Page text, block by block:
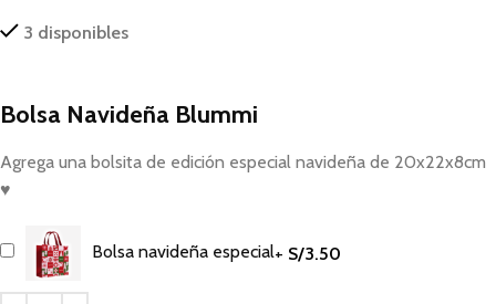
3 disponibles
Bolsa Navideña Blummi
Agrega una bolsita de edición especial navideña de 20x22x8cm
♥
Bolsa navideña especial+ S/3.50